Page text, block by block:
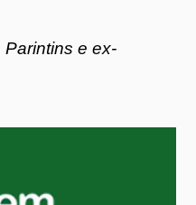
Parintins e ex-